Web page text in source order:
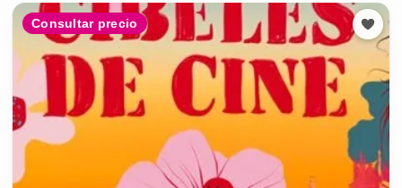
Consultar precio